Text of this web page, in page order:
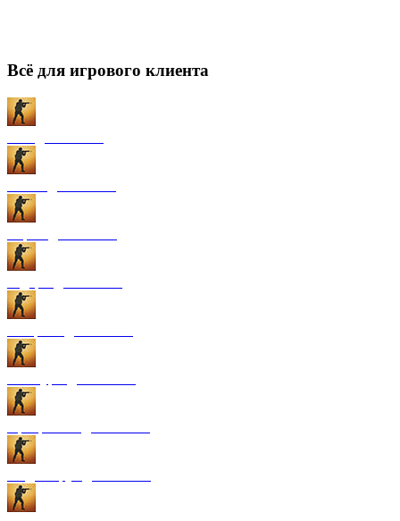
Всё для игрового клиента